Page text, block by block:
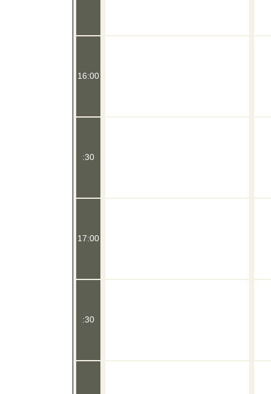
16:00
:30
17:00
:30